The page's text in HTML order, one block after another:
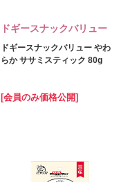
ドギースナックバリュー
ドギースナックバリュー やわ
らか ササミスティック 80g
[会員のみ価格公開]